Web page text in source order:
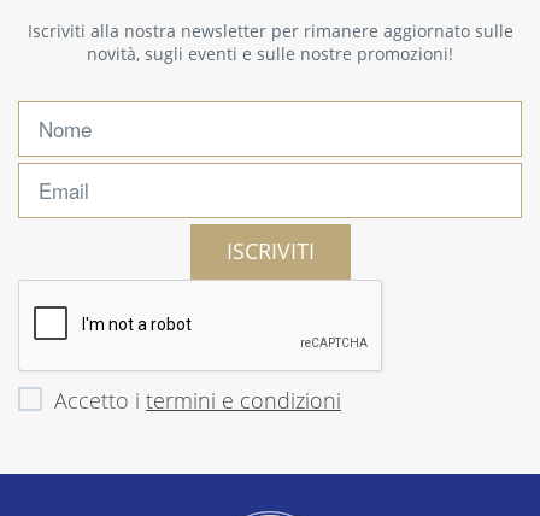
Iscriviti alla nostra newsletter per rimanere aggiornato sulle
novità, sugli eventi e sulle nostre promozioni!
ISCRIVITI
Accetto i termini e condizioni